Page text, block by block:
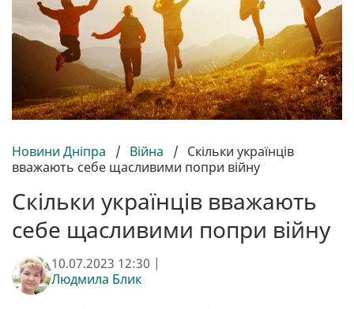
Новини Дніпра / Війна / Скільки українців
вважають себе щасливими попри війну
Скільки українців вважають
себе щасливими попри війну
10.07.2023 12:30 |
Людмила Блик